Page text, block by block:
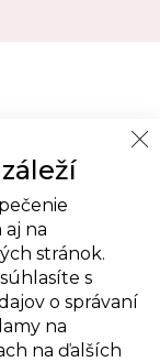
na
stránok.
s
o správaní
na
na ďalších